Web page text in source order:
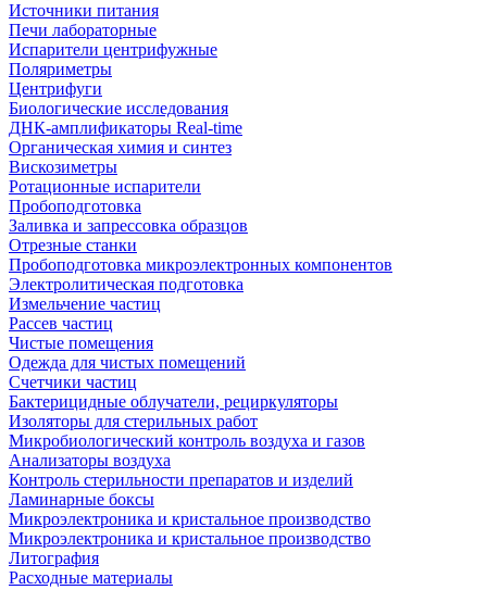
Источники питания
Печи лабораторные
Испарители центрифужные
Поляриметры
Центрифуги
Биологические исследования
ДНК-амплификаторы Real-time
Органическая химия и синтез
Вискозиметры
Ротационные испарители
Пробоподготовка
Заливка и запрессовка образцов
Отрезные станки
Пробоподготовка микроэлектронных компонентов
Электролитическая подготовка
Измельчение частиц
Рассев частиц
Чистые помещения
Одежда для чистых помещений
Счетчики частиц
Бактерицидные облучатели, рециркуляторы
Изоляторы для стерильных работ
Микробиологический контроль воздуха и газов
Анализаторы воздуха
Контроль стерильности препаратов и изделий
Ламинарные боксы
Микроэлектроника и кристальное производство
Микроэлектроника и кристальное производство
Литография
Расходные материалы